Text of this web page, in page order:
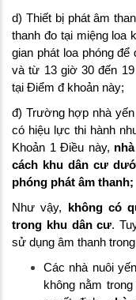
d) Thiết bị phát âm
thanh đo tại miệng loa
gian phát loa phóng
và từ 13 giờ 30 đến
tại Điểm đ khoản này;
đ) Trường hợp nhà
có hiệu lực thi hành
Khoản 1 Điều này,
cách khu dân cư
phóng phát âm thanh;
Như vậy,
không có
trong khu dân cư.
sử dụng âm thanh
Các nhà nuôi
không nằm